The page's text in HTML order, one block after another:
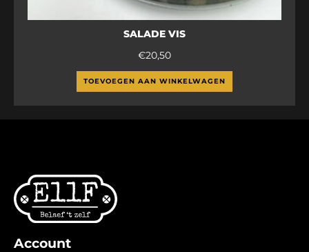
SALADE VIS
€20,50
TOEVOEGEN AAN WINKELWAGEN
Account